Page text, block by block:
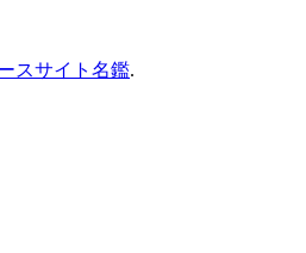
スサイト名鑑.